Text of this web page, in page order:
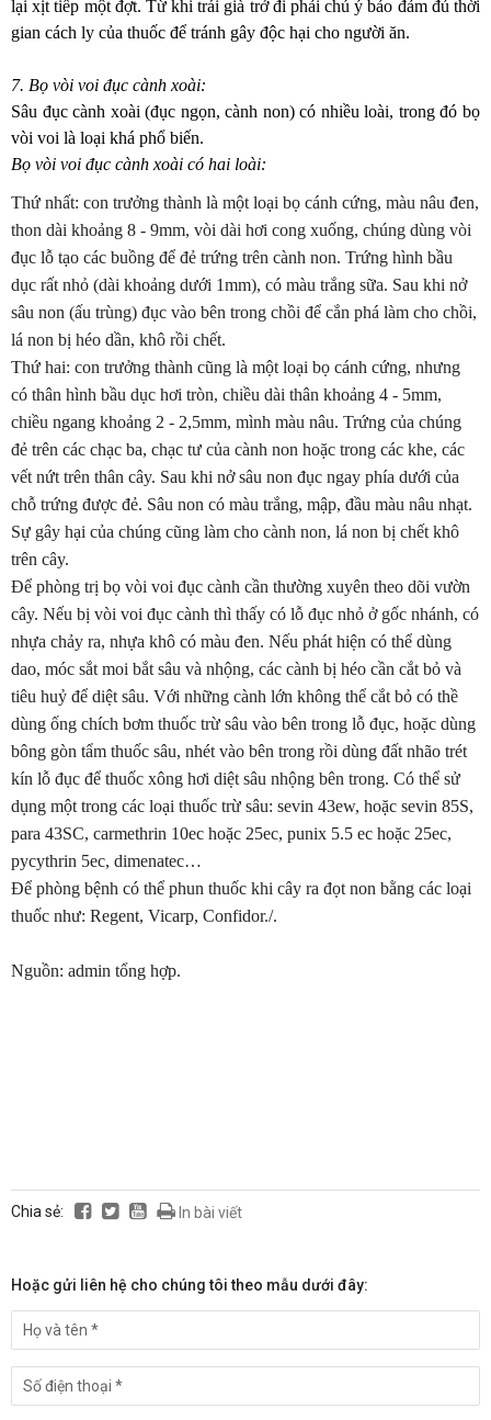
lại xịt tiếp một đợt. Từ khi trái già trở đi phải chú ý bảo đảm đủ thời
gian cách ly của thuốc để tránh gây độc hại cho người ăn.
7. Bọ vòi voi đục cành xoài:
Sâu đục cành xoài (đục ngọn, cành non) có nhiều loài, trong đó bọ
vòi voi là loại khá phổ biến.
Bọ vòi voi đục cành xoài có hai loài:
Thứ nhất: con trưởng thành là một loại bọ cánh cứng, màu nâu đen,
thon dài khoảng 8 - 9mm, vòi dài hơi cong xuống, chúng dùng vòi
đục lỗ tạo các buồng để đẻ trứng trên cành non. Trứng hình bầu
dục rất nhỏ (dài khoảng dưới 1mm), có màu trắng sữa. Sau khi nở
sâu non (ấu trùng) đục vào bên trong chồi để cắn phá làm cho chồi,
lá non bị héo dần, khô rồi chết.
Thứ hai: con trưởng thành cũng là một loại bọ cánh cứng, nhưng
có thân hình bầu dục hơi tròn, chiều dài thân khoảng 4 - 5mm,
chiều ngang khoảng 2 - 2,5mm, mình màu nâu. Trứng của chúng
đẻ trên các chạc ba, chạc tư của cành non hoặc trong các khe, các
vết nứt trên thân cây. Sau khi nở sâu non đục ngay phía dưới của
chỗ trứng được đẻ. Sâu non có màu trắng, mập, đầu màu nâu nhạt.
Sự gây hại của chúng cũng làm cho cành non, lá non bị chết khô
trên cây.
Để phòng trị bọ vòi voi đục cành cần thường xuyên theo dõi vườn
cây. Nếu bị vòi voi đục cành thì thấy có lỗ đục nhỏ ở gốc nhánh, có
nhựa chảy ra, nhựa khô có màu đen. Nếu phát hiện có thể dùng
dao, móc sắt moi bắt sâu và nhộng, các cành bị héo cần cắt bỏ và
tiêu huỷ để diệt sâu. Với những cành lớn không thể cắt bỏ có thề
dùng ống chích bơm thuốc trừ sâu vào bên trong lỗ đục, hoặc dùng
bông gòn tẩm thuốc sâu, nhét vào bên trong rồi dùng đất nhão trét
kín lỗ đục để thuốc xông hơi diệt sâu nhộng bên trong. Có thể sử
dụng một trong các loại thuốc trừ sâu: sevin 43ew, hoặc sevin 85S,
para 43SC, carmethrin 10ec hoặc 25ec, punix 5.5 ec hoặc 25ec,
pycythrin 5ec, dimenatec…
Để phòng bệnh có thể phun thuốc khi cây ra đọt non bằng các loại
thuốc như: Regent, Vicarp, Confidor./.
Nguồn: admin tổng hợp.
Chia sẻ: In bài viết
Hoặc gửi liên hệ cho chúng tôi theo mẫu dưới đây: